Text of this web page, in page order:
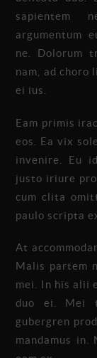
sapientem
argumentum
ne. Dolorum
nam, ad
ei ius.
Eam primis
eos. Ea vix
invenire. Eu
justo iriure
cum clita
paulo scripta
At
Malis partem
mei. In his alii
duo ei. Mei
gubergren
mandamus in.